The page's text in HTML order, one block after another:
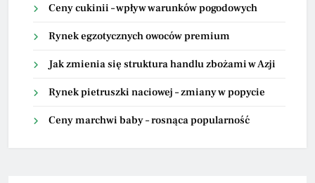
Ceny cukinii – wpływ warunków pogodowych
Rynek egzotycznych owoców premium
Jak zmienia się struktura handlu zbożami w Azji
Rynek pietruszki naciowej – zmiany w popycie
Ceny marchwi baby – rosnąca popularność